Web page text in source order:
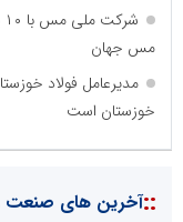
مس جهان
مدیرعامل فولاد
خوزستان است
::آخرین های صنعت